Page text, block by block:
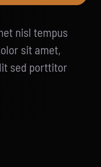
nisl tempus
sit amet,
sed porttitor